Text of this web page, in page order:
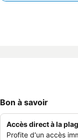
Bon à savoir
Accès direct à la
Profite d'un accès